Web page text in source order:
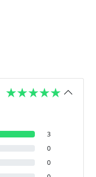
3
0
0